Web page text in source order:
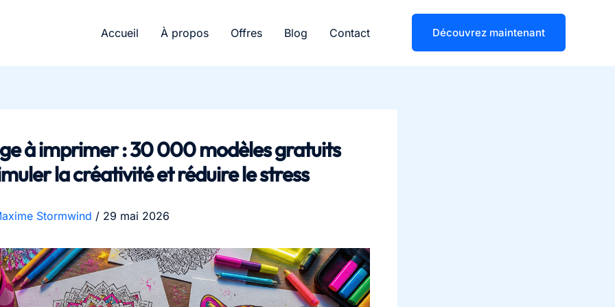
Accueil À propos Offres Blog Contact Découvrez maintenant
à imprimer : 30 000 modèles gratuits
la créativité et réduire le stress
Stormwind / 29 mai 2026